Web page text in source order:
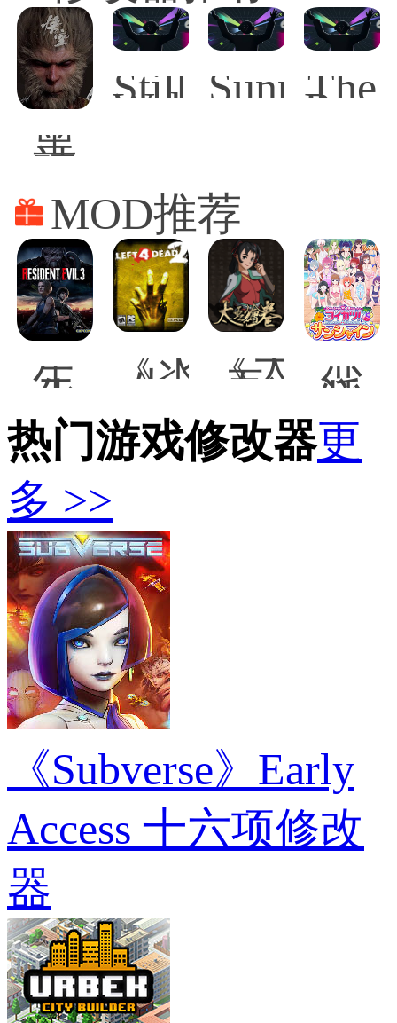
黑
神
话
悟
空
修
改
器
Still
Wakes The
MOD推荐
生
化
危
机3
重
制
版
克
莱
尔
末
世
校
园
替
换
吉
尔
MOD
《求
生
之
路
2》
使
召
唤
弯
刀
MOD
《太
吾
绘
卷》
地
图
恋
活
妮
姬
热门游戏修改器更
多 >>
《Subverse》Early
Access 十六项修改
器